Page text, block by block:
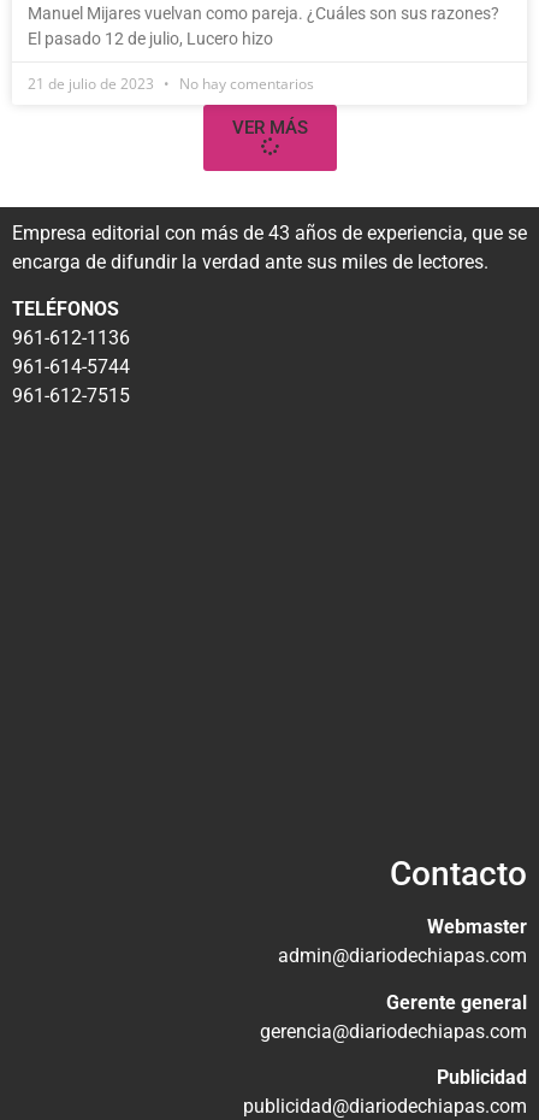
Manuel Mijares vuelvan como pareja. ¿Cuáles son sus razones?
El pasado 12 de julio, Lucero hizo
21 de julio de 2023 No hay comentarios
VER MÁS
Empresa editorial con más de 43 años de experiencia, que se
encarga de difundir la verdad ante sus miles de lectores.
TELÉFONOS
961-612-1136
961-614-5744
961-612-7515
Contacto
Webmaster
admin@diariodechiapas.com
Gerente general
gerencia@diariodechiapas.com
Publicidad
publicidad@diariodechiapas.com